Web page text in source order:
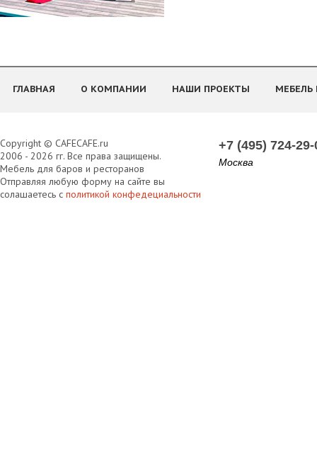
ГЛАВНАЯ О КОМПАНИИ НАШИ ПРОЕКТЫ
Copyright © CAFECAFE.ru
2006 - 2026 гг. Все права защищены.
Мебель для баров и ресторанов
Отправляя любую форму на сайте вы
солашаетесь с политикой конфедециальности
+7 (495) 724-29-
Москва